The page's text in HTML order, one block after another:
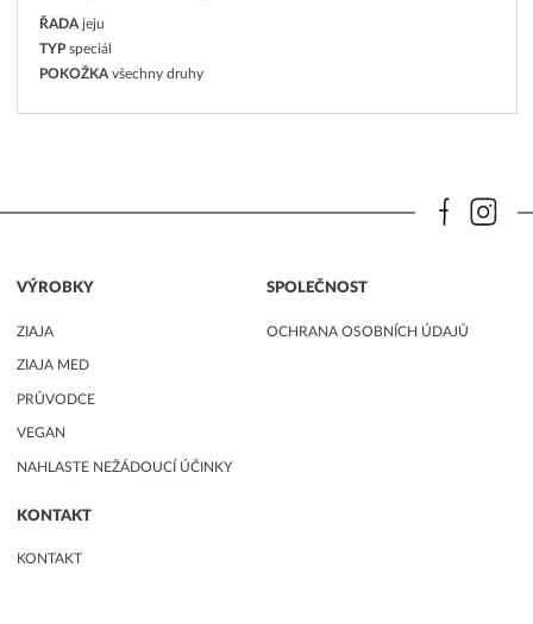
ŘADA jeju
TYP speciál
POKOŽKA všechny druhy
VÝROBKY
ZIAJA
ZIAJA MED
PRŮVODCE
VEGAN
NAHLASTE NEŽÁDOUCÍ ÚČINKY
SPOLEČNOST
OCHRANA OSOBNÍCH ÚDAJŮ
KONTAKT
KONTAKT